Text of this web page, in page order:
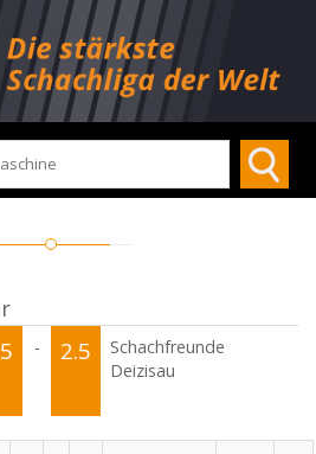
- 2.5
Schachfreunde
Deizisau